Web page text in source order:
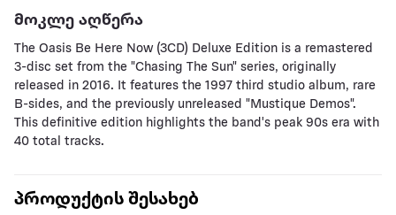
მოკლე აღწერა
The Oasis Be Here Now (3CD) Deluxe Edition is a remastered
3-disc set from the "Chasing The Sun" series, originally
released in 2016. It features the 1997 third studio album, rare
B-sides, and the previously unreleased "Mustique Demos".
This definitive edition highlights the band's peak 90s era with
40 total tracks.
პროდუქტის შესახებ